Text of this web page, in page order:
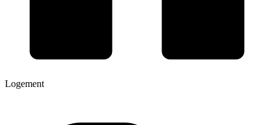
Logement